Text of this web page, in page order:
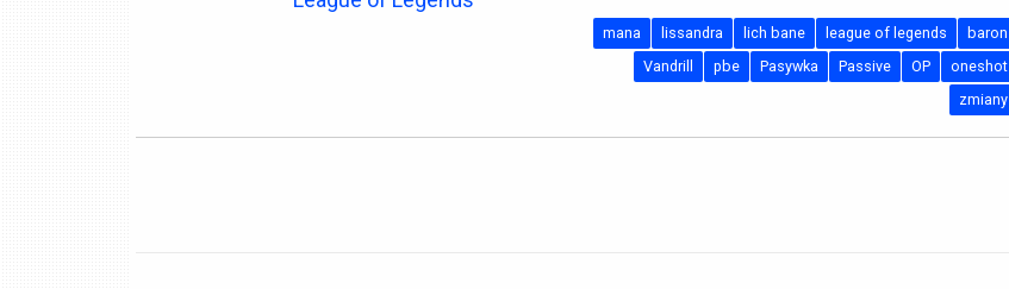
baron
league of legends
lich bane
lissandra
mana
oneshot
OP
Passive
Pasywka
pbe
Vandrill
zmiany